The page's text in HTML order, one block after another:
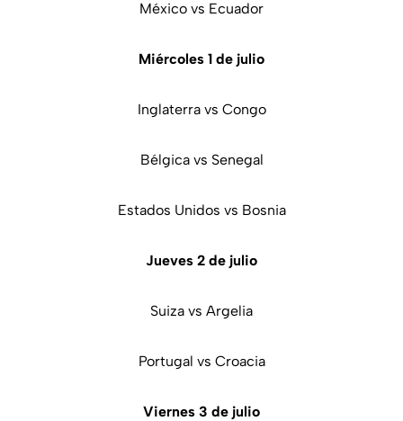
México vs Ecuador
Miércoles 1 de julio
Inglaterra vs Congo
Bélgica vs Senegal
Estados Unidos vs Bosnia
Jueves 2 de julio
Suiza vs Argelia
Portugal vs Croacia
Viernes 3 de julio